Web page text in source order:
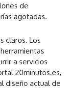
de
agotadas.
claros. Los
a servicios
20minutos.es,
diseño actual de